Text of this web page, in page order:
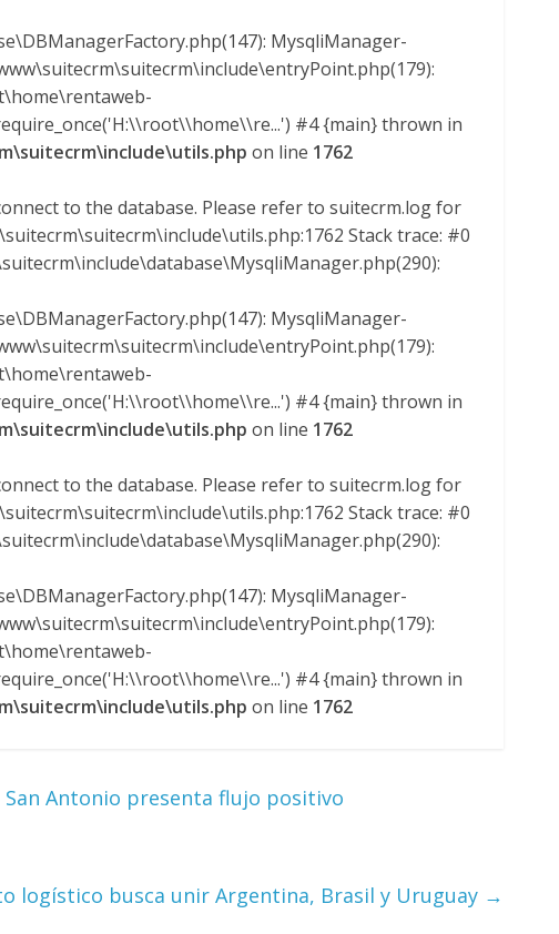
MysqliManager-
#4 {main} thrown in
on line 1762
to the database. Please refer to suitecrm.log for
Stack trace: #0
MysqliManager-
#4 {main} thrown in
on line 1762
to the database. Please refer to suitecrm.log for
Stack trace: #0
MysqliManager-
#4 {main} thrown in
on line 1762
Antonio presenta flujo positivo
logístico busca unir Argentina, Brasil y Uruguay →